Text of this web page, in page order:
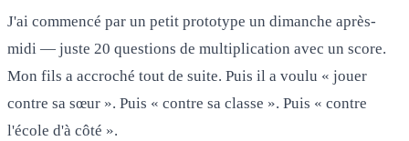
J'ai commencé par un petit prototype un dimanche après-
midi — juste 20 questions de multiplication avec un score.
Mon fils a accroché tout de suite. Puis il a voulu « jouer
contre sa sœur ». Puis « contre sa classe ». Puis « contre
l'école d'à côté ».